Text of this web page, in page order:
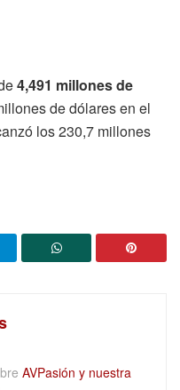
4,491 millones de
de dólares en el
los 230,7 millones
AVPasión y nuestra